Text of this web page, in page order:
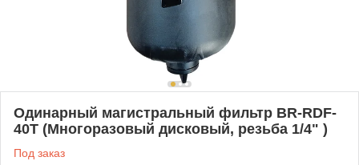
Одинарный магистральный фильтр BR-RDF-
40T (Многоразовый дисковый, резьба 1/4" )
Под заказ